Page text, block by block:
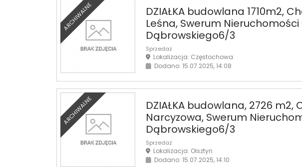
ARCHIWALNE
DZIAŁKA budowlana 1710m2,
Leśna, Swerum Nieruchomości
Dąbrowskiego6/3
Sprzedaż
Lokalizacja: Częstochowa
Dodano: 15.07.2025, 14:08
ARCHIWALNE
DZIAŁKA budowlana, 2726 m2,
Narcyzowa, Swerum
Dąbrowskiego6/3
Sprzedaż
Lokalizacja: Olsztyn
Dodano: 15.07.2025, 14:10